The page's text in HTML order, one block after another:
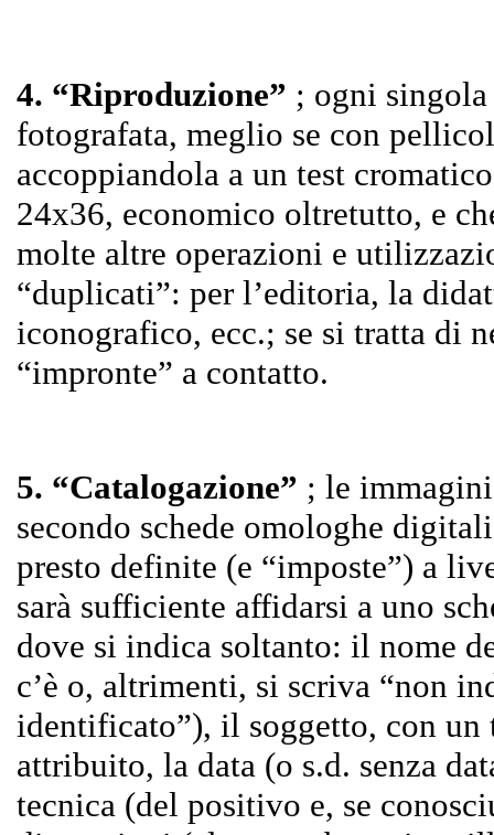
4. “Riproduzione” ; ogni
fotografata, meglio se con
accoppiandola a un test
24x36, economico oltretutto, e
molte altre operazioni e
“duplicati”: per l’editoria, la
iconografico, ecc.; se si tratta di
“impronte” a contatto.
5. “Catalogazione” ; le
secondo schede omologhe
presto definite (e “imposte”) a
sarà sufficiente affidarsi a uno
dove si indica soltanto: il nome
c’è o, altrimenti, si scriva “non
identificato”), il soggetto, con
attribuito, la data (o s.d. senza
tecnica (del positivo e, se